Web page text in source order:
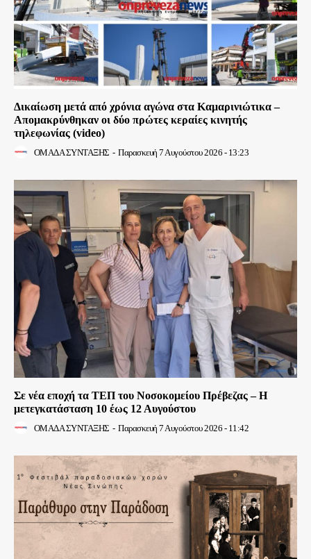
Δικαίωση μετά από χρόνια αγώνα στα Καμαρινιώτικα –
Απομακρύνθηκαν οι δύο πρώτες κεραίες κινητής
τηλεφωνίας (video)
ΟΜΑΔΑ ΣΥΝΤΑΞΗΣ - Παρασκευή 7 Αυγούστου 2026 - 13:23
Σε νέα εποχή τα ΤΕΠ του Νοσοκομείου Πρέβεζας – Η
μετεγκατάσταση 10 έως 12 Αυγούστου
ΟΜΑΔΑ ΣΥΝΤΑΞΗΣ - Παρασκευή 7 Αυγούστου 2026 - 11:42